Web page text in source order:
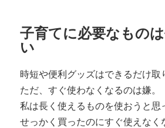
子育てに必要なもの
い
時短や便利グッズはできるだけ取
ただ、すぐ使わなくなるのは嫌。
私は長く使えるものを使おうと思
せっかく買ったのにすぐ使えなく